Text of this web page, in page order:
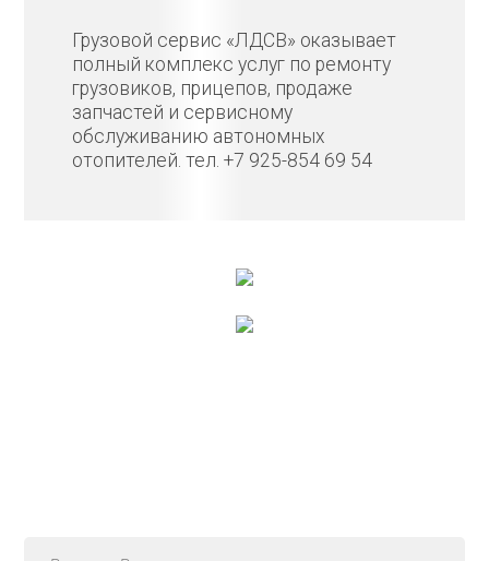
Грузовой сервис «ЛДСВ» оказывает
полный комплекс услуг по ремонту
грузовиков, прицепов, продаже
запчастей и сервисному
обслуживанию автономных
отопителей. тел. +7 925-854 69 54